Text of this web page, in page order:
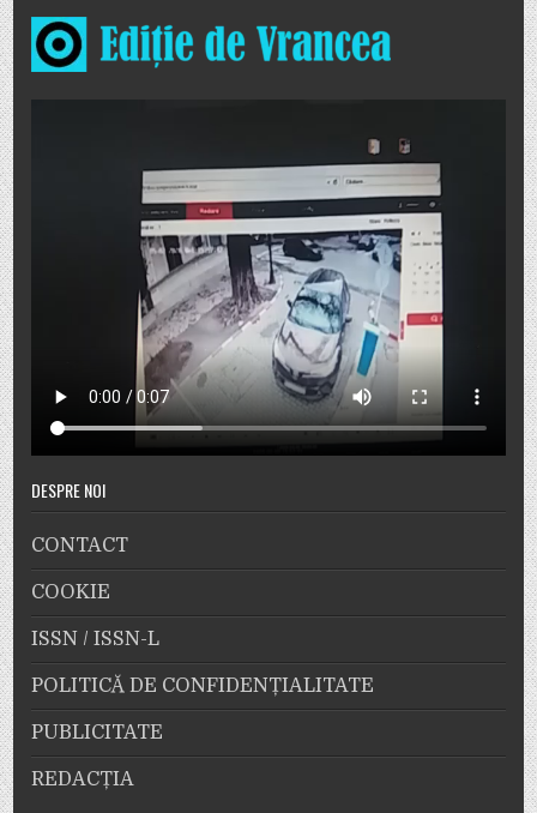
DESPRE NOI
CONTACT
COOKIE
ISSN / ISSN-L
POLITICĂ DE CONFIDENȚIALITATE
PUBLICITATE
REDACȚIA